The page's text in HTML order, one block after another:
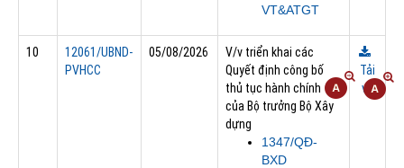
VT&ATGT
10
12061/UBND-
PVHCC
05/08/2026
V/v triển khai các
Quyết định công bố
thủ tục hành chính
của Bộ trưởng Bộ Xây
dựng
1347/QĐ-
BXD
Tải
về